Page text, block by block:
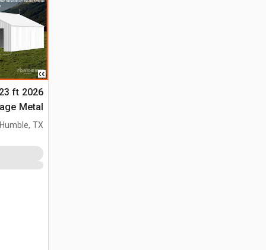
23 ft
التخزين (Unused)
TX